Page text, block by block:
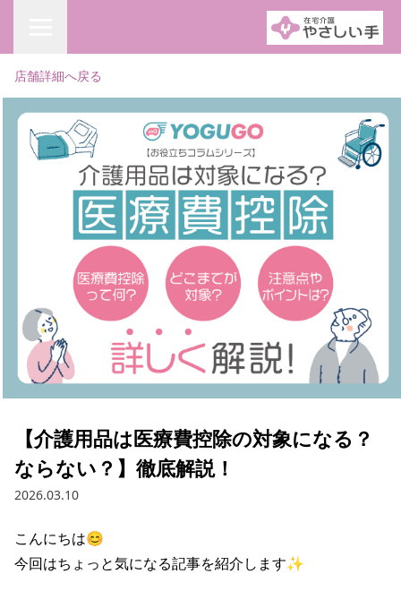
店舗詳細へ戻る
【介護用品は医療費控除の対象になる？
ならない？】徹底解説！
2026.03.10
こんにちは😊
今回はちょっと気になる記事を紹介します✨